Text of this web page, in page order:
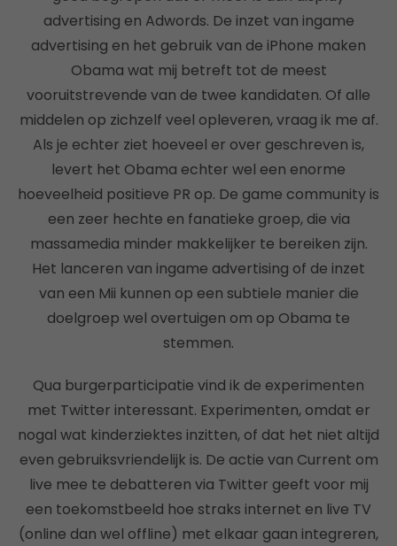
advertising en Adwords. De inzet van ingame
advertising en het gebruik van de iPhone maken
Obama wat mij betreft tot de meest
vooruitstrevende van de twee kandidaten. Of alle
middelen op zichzelf veel opleveren, vraag ik me af.
Als je echter ziet hoeveel er over geschreven is,
levert het Obama echter wel een enorme
hoeveelheid positieve PR op. De game community is
een zeer hechte en fanatieke groep, die via
massamedia minder makkelijker te bereiken zijn.
Het lanceren van ingame advertising of de inzet
van een Mii kunnen op een subtiele manier die
doelgroep wel overtuigen om op Obama te
stemmen.
Qua burgerparticipatie vind ik de experimenten
met Twitter interessant. Experimenten, omdat er
nogal wat kinderziektes inzitten, of dat het niet altijd
even gebruiksvriendelijk is. De actie van Current om
live mee te debatteren via Twitter geeft voor mij
een toekomstbeeld hoe straks internet en live TV
(online dan wel offline) met elkaar gaan integreren,